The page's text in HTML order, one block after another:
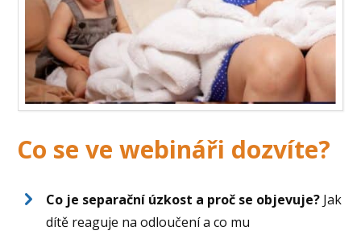
Co se ve webináři dozvíte?
Co je separační úzkost a proč se objevuje? Jak
dítě reaguje na odloučení a co mu